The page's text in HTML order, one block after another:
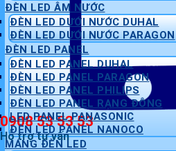
0908 53 53 53
Hỗ trợ tư vấn
ĐÈN LED ÂM NƯỚC
ĐÈN LED DƯỚI NƯỚC DUHAL
ĐÈN LED DƯỚI NƯỚC PARAGON
ĐÈN LED PANEL
ĐÈN LED PANEL DUHAL
ĐÈN LED PANEL PARAGON
ĐÈN LED PANEL PHILIPS
ĐÈN LED PANEL RẠNG ĐÔNG
LED PANEL PANASONIC
ĐÈN LED PANEL NANOCO
MÁNG ĐÈN LED